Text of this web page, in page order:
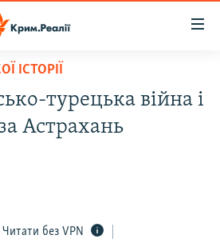
ІСТОРІЇ
турецька війна і
Астрахань
Читати без VPN